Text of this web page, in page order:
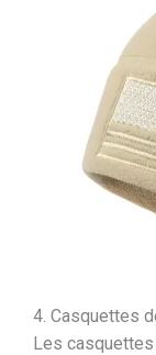
4. Casquettes
Les